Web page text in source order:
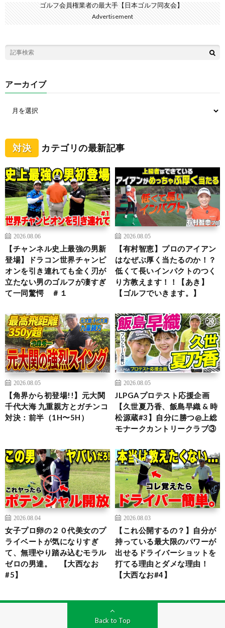
ゴルフ会員権業者の最大手【日本ゴルフ同友会】
Advertisement
アーカイブ
対決 カテゴリの最新記事
2026.08.06
【チャンネル史上最強の男新
登場】ドラコン世界チャンピ
オンを引き連れても全く刃が
立たない男のゴルフが凄すぎ
て一同驚愕 ＃１
2026.08.05
【有村智恵】プロのアイアン
はなぜぶ厚く当たるのか！？
低くて長いインパクトのつく
り方教えます！！【あき】
【ゴルフでいきます。】
2026.08.05
【角界から初登場!!】元大関
千代大海 九重親方とガチンコ
対決：前半（1H〜5H）
2026.08.05
JLPGAプロテスト応援企画
【久世夏乃香、飯島早織 & 時
松源蔵#3】自分に勝つ@上総
モナークカントリークラブ③
2026.08.04
女子プロ卵の２０代美女のプ
ライベートが気になりすぎ
て、無理やり踏み込むモラル
ゼロの男達。 【大西なお
#5】
2026.08.03
【これ公開するの？】自分が
持っている最大限のパワーが
出せるドライバーショットを
打てる理由とダメな理由！
【大西なお#4】
Back to Top